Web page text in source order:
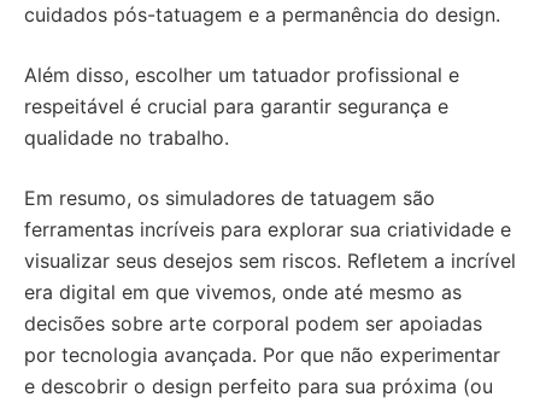
cuidados pós-tatuagem e a permanência do design.
Além disso, escolher um tatuador profissional e
respeitável é crucial para garantir segurança e
qualidade no trabalho.
Em resumo, os simuladores de tatuagem são
ferramentas incríveis para explorar sua criatividade e
visualizar seus desejos sem riscos. Refletem a incrível
era digital em que vivemos, onde até mesmo as
decisões sobre arte corporal podem ser apoiadas
por tecnologia avançada. Por que não experimentar
e descobrir o design perfeito para sua próxima (ou